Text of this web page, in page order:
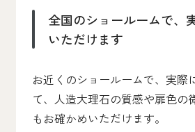
全国のショールームで、
いただけます
お近くのショールームで、実際
て、人造大理石の質感や扉色の
もお確かめいただけます。